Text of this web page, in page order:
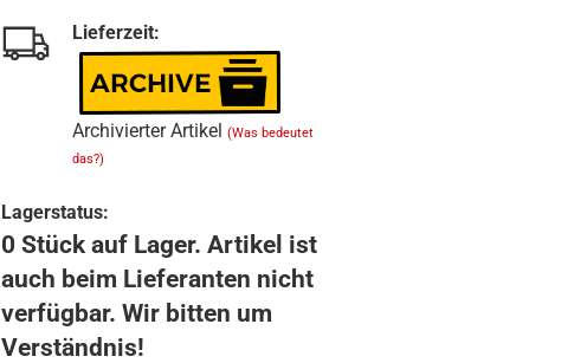
Lieferzeit:
Archivierter Artikel (Was bedeutet
das?)
Lagerstatus:
0 Stück auf Lager. Artikel ist
auch beim Lieferanten nicht
verfügbar. Wir bitten um
Verständnis!